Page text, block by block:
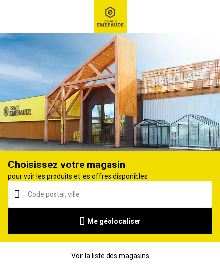
Ex : Robot tondeuse, ...
Ponceuse électrique
Choisissez votre magasin
pour voir les produits et les offres disponibles
Me géolocaliser
Voir la liste des magasins